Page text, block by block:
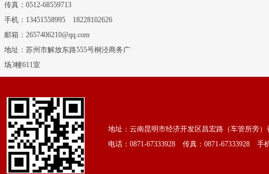
传真：0512-68559713
手机：13451558995 18228102626
邮箱：2657406210@qq.com
地址：苏州市解放东路555号桐泾商务广
场3幢611室
地址：云南昆明市经济开发区昌宏路（车管所旁
电话：0871-67333928 传真：0871-67333928 手